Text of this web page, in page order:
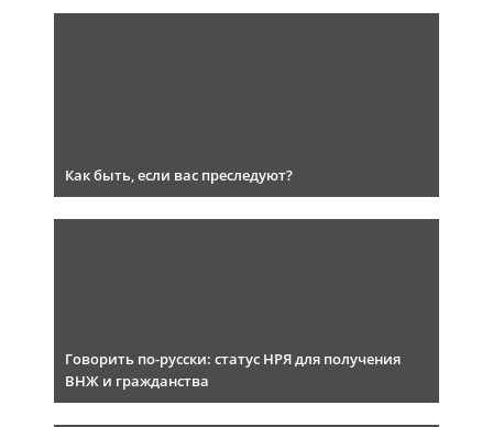
Как быть, если вас преследуют?
Говорить по-русски: статус НРЯ для получения
ВНЖ и гражданства